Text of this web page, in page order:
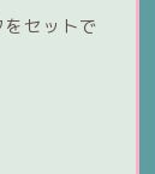
セットで